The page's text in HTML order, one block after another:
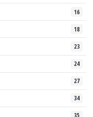
16
18
23
24
27
34
35